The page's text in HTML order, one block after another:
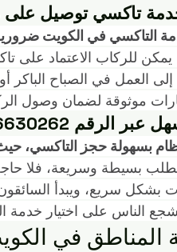
تاكسي توصيل على
التاكسي في الكويت
يمكن للركاب الاعتماد
العمل في الصباح الباكر
موثوقة لضمان وصول
الرقم 96630262
بسهولة حجز التاكسي، حيث
بسيطة وسريعة، فلا
بشكل سريع، ويبدأ
الناس على اختيار خدمة
المناطق في